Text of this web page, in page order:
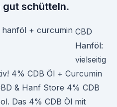
gut schütteln.
CBD
Hanföl:
vielseitig
4% CDB Öl + Curcumin
& Hanf Store 4% CDB
Das 4% CDB Öl mit